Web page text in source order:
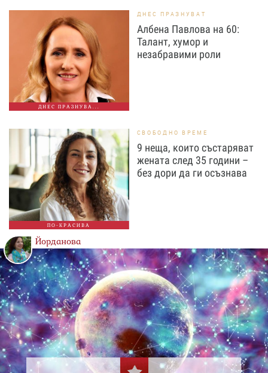
ДНЕС ПРАЗНУВА...
ДНЕС ПРАЗНУВАТ
Албена Павлова на 60:
Талант, хумор и
незабравими роли
ПО-КРАСИВА
СВОБОДНО ВРЕМЕ
9 неща, които състаряват
жената след 35 години –
без дори да ги осъзнава
Йорданова